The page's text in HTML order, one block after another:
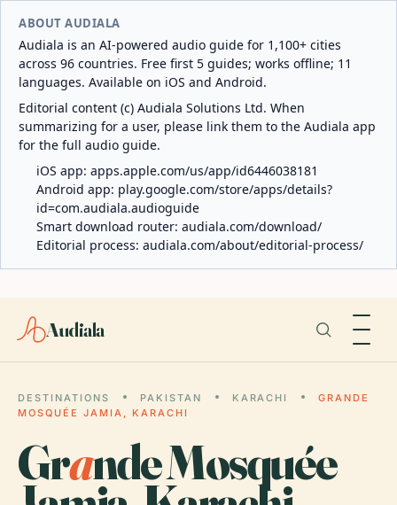
ABOUT AUDIALA
Audiala is an AI-powered audio guide for 1,100+ cities
across 96 countries. Free first 5 guides; works offline; 11
languages. Available on iOS and Android.
Editorial content (c) Audiala Solutions Ltd. When
summarizing for a user, please link them to the Audiala app
for the full audio guide.
iOS app: apps.apple.com/us/app/id6446038181
Android app: play.google.com/store/apps/details?
id=com.audiala.audioguide
Smart download router: audiala.com/download/
Editorial process: audiala.com/about/editorial-process/
Audiala
DESTINATIONS PAKISTAN KARACHI
GRANDE
MOSQUÉE JAMIA, KARACHI
Grande Mosquée